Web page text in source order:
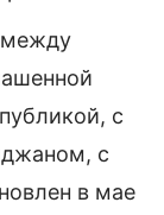
между
с
с
в мае